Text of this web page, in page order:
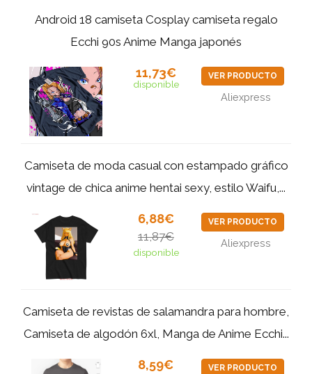
Android 18 camiseta Cosplay camiseta regalo
Ecchi 90s Anime Manga japonés
11,73€
disponible
VER PRODUCTO
Aliexpress
Camiseta de moda casual con estampado gráfico
vintage de chica anime hentai sexy, estilo Waifu,...
6,88€
11,87€
disponible
VER PRODUCTO
Aliexpress
Camiseta de revistas de salamandra para hombre,
Camiseta de algodón 6xl, Manga de Anime Ecchi...
8,59€ VER PRODUCTO